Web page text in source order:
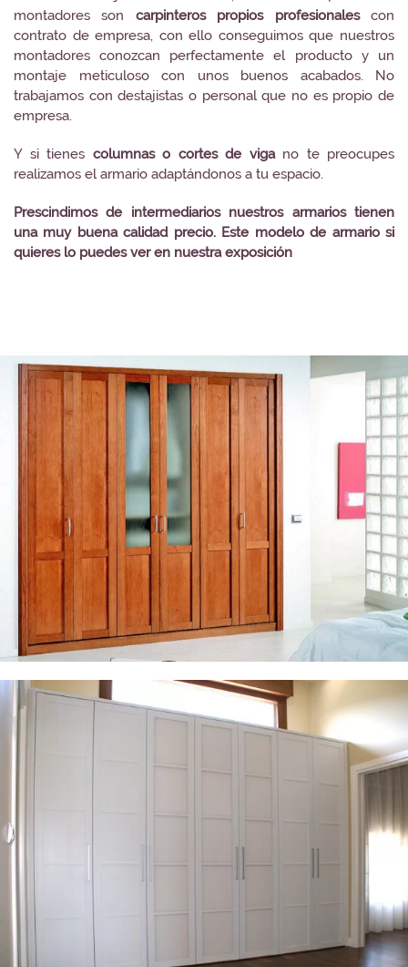
montadores son carpinteros propios profesionalescon
contrato de empresa, con ello conseguimos que nuestros
montadores conozcan perfectamente el producto y un
montaje meticuloso con unos buenos acabados. No
trabajamos con destajistas o personal que no es propio de
empresa.
Y si tienes columnas o cortes de vigano te preocupes
realizamos el armario adaptándonos a tu espacio.
Prescindimos de intermediarios nuestros armarios tienen
una muy buena calidad precio. Este modelo de armario si
quieres lo puedes ver en nuestra exposición